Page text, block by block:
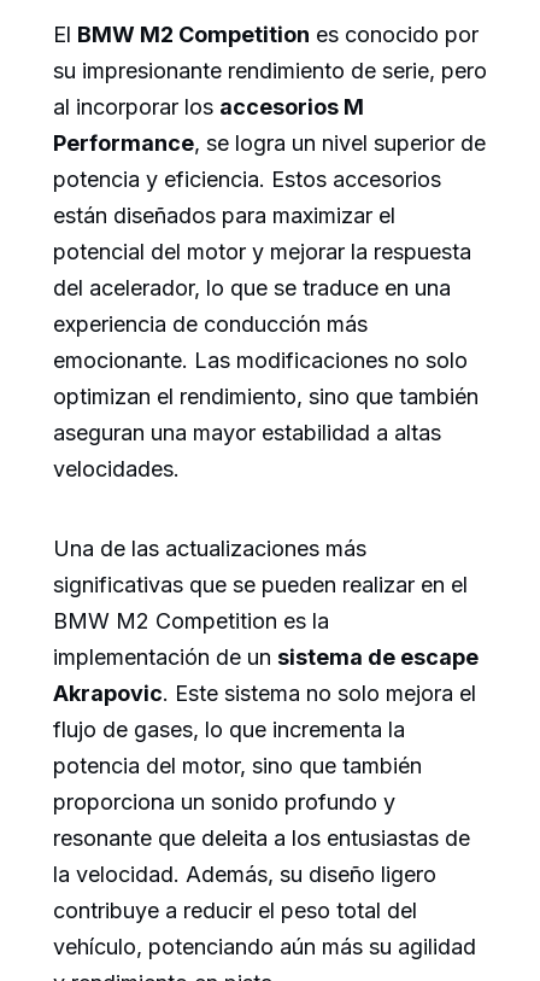
El BMW M2 Competition es conocido por
su impresionante rendimiento de serie, pero
al incorporar los accesorios M
Performance, se logra un nivel superior de
potencia y eficiencia. Estos accesorios
están diseñados para maximizar el
potencial del motor y mejorar la respuesta
del acelerador, lo que se traduce en una
experiencia de conducción más
emocionante. Las modificaciones no solo
optimizan el rendimiento, sino que también
aseguran una mayor estabilidad a altas
velocidades.
Una de las actualizaciones más
significativas que se pueden realizar en el
BMW M2 Competition es la
implementación de un sistema de escape
Akrapovic. Este sistema no solo mejora el
flujo de gases, lo que incrementa la
potencia del motor, sino que también
proporciona un sonido profundo y
resonante que deleita a los entusiastas de
la velocidad. Además, su diseño ligero
contribuye a reducir el peso total del
vehículo, potenciando aún más su agilidad